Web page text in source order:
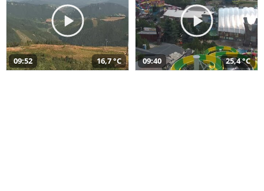
09:52 16,7 °C 09:40 25,4 °C